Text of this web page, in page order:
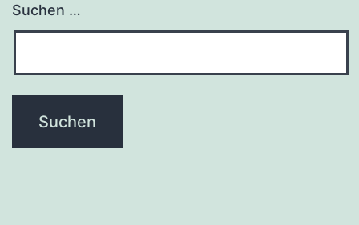
Suchen …